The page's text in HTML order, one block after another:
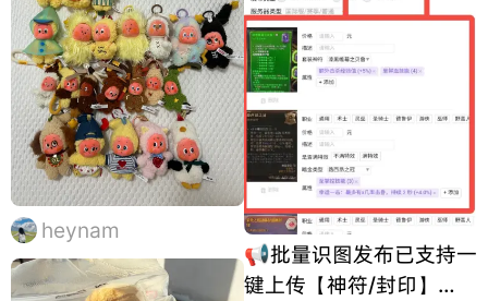
heynam
📢批量识图发布已支持一
键上传【神符/封印】